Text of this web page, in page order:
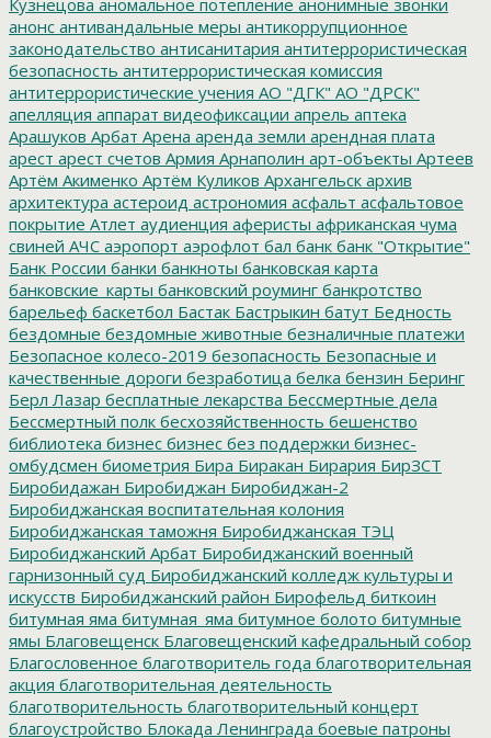
анонс антивандальные меры антикоррупционное
законодательство антисанитария антитеррористическая
безопасность антитеррористическая комиссия
антитеррористические учения АО "ДГК" АО "ДРСК"
апелляция аппарат видеофиксации апрель аптека
Арашуков Арбат Арена аренда земли арендная плата
арест арест счетов Армия Арнаполин арт-объекты Артеев
Артём Акименко Артём Куликов Архангельск архив
архитектура астероид астрономия асфальт асфальтовое
покрытие Атлет аудиенция аферисты африканская чума
свиней АЧС аэропорт аэрофлот бал банк банк "Открытие"
Банк России банки банкноты банковская карта
банковские_карты банковский роуминг банкротство
барельеф баскетбол Бастак Бастрыкин батут Бедность
бездомные бездомные животные безналичные платежи
Безопасное колесо-2019 безопасность Безопасные и
качественные дороги безработица белка бензин Беринг
Берл Лазар бесплатные лекарства Бессмертные дела
Бессмертный полк бесхозяйственность бешенство
библиотека бизнес бизнес без поддержки бизнес-
омбудсмен биометрия Бира Биракан Бирария БирЗСТ
Биробидажан Биробиджан Биробиджан-2
Биробиджанская воспитательная колония
Биробиджанская таможня Биробиджанская ТЭЦ
Биробиджанский Арбат Биробиджанский военный
гарнизонный суд Биробиджанский колледж культуры и
искусств Биробиджанский район Бирофельд биткоин
битумная яма битумная_яма битумное болото битумные
ямы Благовещенск Благовещенский кафедральный собор
Благословенное благотворитель года благотворительная
акция благотворительная деятельность
благотворительность благотворительный концерт
благоустройство Блокада Ленинграда боевые патроны